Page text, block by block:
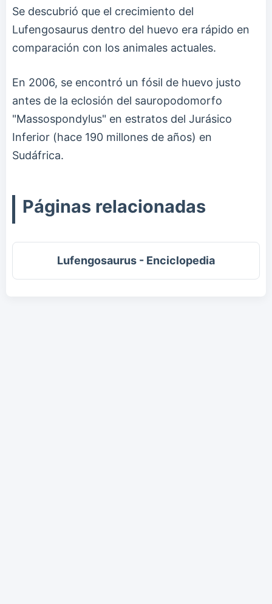
Se descubrió que el crecimiento del
Lufengosaurus dentro del huevo era rápido en
comparación con los animales actuales.
En 2006, se encontró un fósil de huevo justo
antes de la eclosión del sauropodomorfo
"Massospondylus" en estratos del Jurásico
Inferior (hace 190 millones de años) en
Sudáfrica.
Páginas relacionadas
Lufengosaurus - Enciclopedia